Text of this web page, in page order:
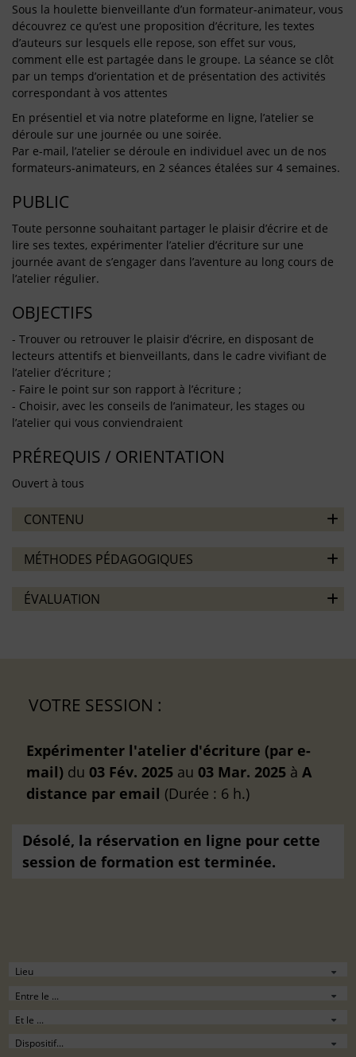
Sous la houlette bienveillante d’un formateur-animateur, vous
découvrez ce qu’est une proposition d’écriture, les textes
d’auteurs sur lesquels elle repose, son effet sur vous,
comment elle est partagée dans le groupe. La séance se clôt
par un temps d’orientation et de présentation des activités
correspondant à vos attentes
En présentiel et via notre plateforme en ligne, l’atelier se
déroule sur une journée ou une soirée.
Par e-mail, l’atelier se déroule en individuel avec un de nos
formateurs-animateurs, en 2 séances étalées sur 4 semaines.
PUBLIC
Toute personne souhaitant partager le plaisir d’écrire et de
lire ses textes, expérimenter l’atelier d’écriture sur une
journée avant de s’engager dans l’aventure au long cours de
l’atelier régulier.
OBJECTIFS
- Trouver ou retrouver le plaisir d’écrire, en disposant de
lecteurs attentifs et bienveillants, dans le cadre vivifiant de
l’atelier d’écriture ;
- Faire le point sur son rapport à l’écriture ;
- Choisir, avec les conseils de l’animateur, les stages ou
l’atelier qui vous conviendraient
PRÉREQUIS / ORIENTATION
Ouvert à tous
CONTENU
MÉTHODES PÉDAGOGIQUES
ÉVALUATION
VOTRE SESSION :
Expérimenter l'atelier d'écriture (par e-
mail) du 03 Fév. 2025 au 03 Mar. 2025 à A
distance par email (Durée : 6 h.)
Désolé, la réservation en ligne pour cette
session de formation est terminée.